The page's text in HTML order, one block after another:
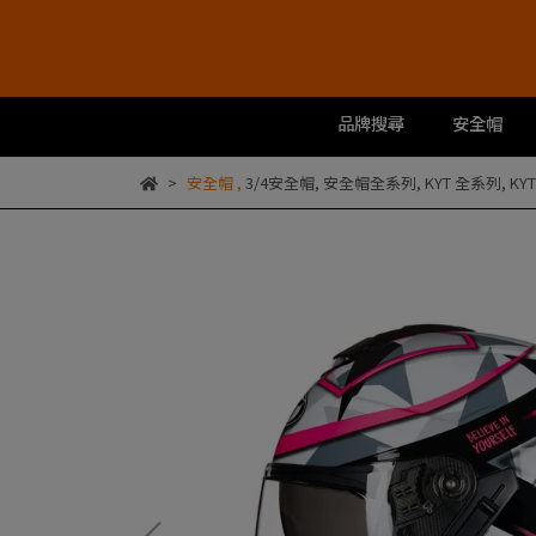
品牌搜尋 安全帽
安全帽, 3/4安全帽, 安全帽全系列, KYT 全系列,